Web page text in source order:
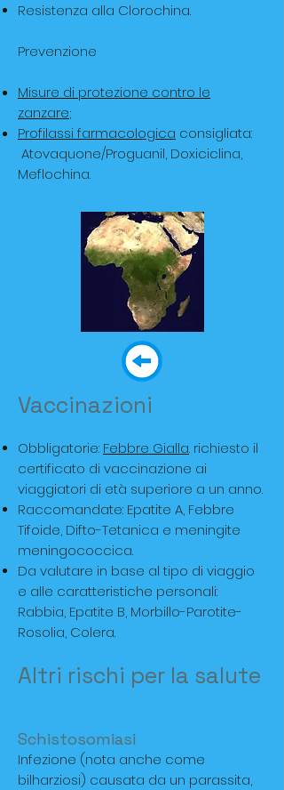
Resistenza alla Clorochina.
Prevenzione
Misure di protezione contro le
zanzare;
Profilassi farmacologica consigliata:
Atovaquone/Proguanil, Doxiciclina,
Meflochina.
Vaccinazioni
Obbligatorie: Febbre Gialla. richiesto il
certificato di vaccinazione ai
viaggiatori di età superiore a un anno.
Raccomandate: Epatite A, Febbre
Tifoide, Difto-Tetanica e meningite
meningococcica.
Da valutare in base al tipo di viaggio
e alle caratteristiche personali:
Rabbia, Epatite B, Morbillo-Parotite-
Rosolia, Colera.
Altri rischi per la salute
Schistosomiasi
Infezione (nota anche come
bilharziosi) causata da un parassita,